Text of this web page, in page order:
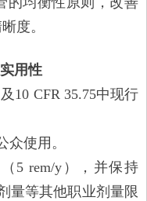
度。
用性
10 CFR 35.75中现行
众使用。
5 rem/y），并保持
量等其他职业剂量限